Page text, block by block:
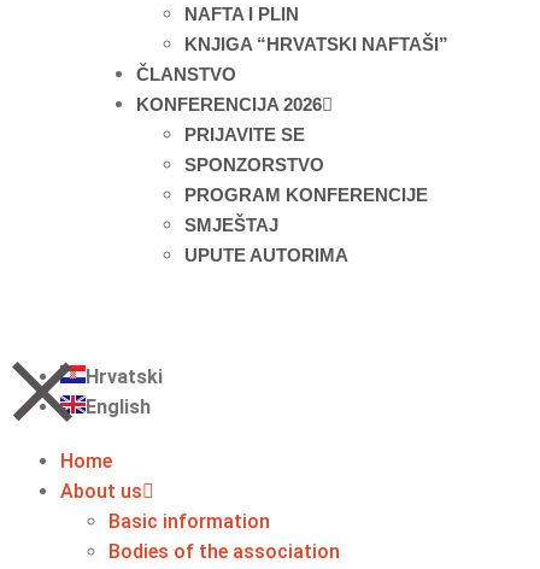
NAFTA I PLIN
KNJIGA “HRVATSKI NAFTAŠI”
ČLANSTVO
KONFERENCIJA 2026
PRIJAVITE SE
SPONZORSTVO
PROGRAM KONFERENCIJE
SMJEŠTAJ
UPUTE AUTORIMA
Hrvatski
English
Home
About us
Basic information
Bodies of the association